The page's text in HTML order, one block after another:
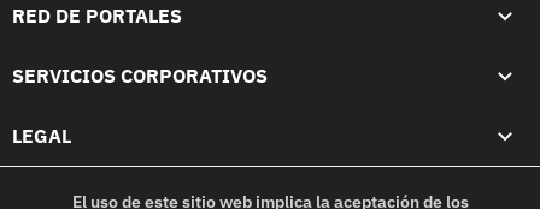
RED DE PORTALES
SERVICIOS CORPORATIVOS
LEGAL
El uso de este sitio web implica la aceptación de los